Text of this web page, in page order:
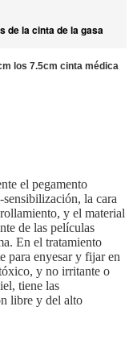
de la cinta de la gasa
los 7.5cm cinta médica
el pegamento
la cara
y el material
de las películas
En el tratamiento
para enyesar y fijar en
y no irritante o
tiene las
libre y del alto